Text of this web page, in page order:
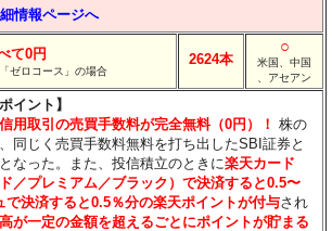
情報ページへ
て0円
ゼロコース」の場合
2624本
○
米国、中国
、アセアン
イント】
用取引の売買手数料が完全無料（0円）！ 株の
同じく売買手数料無料を打ち出したSBI証券と
なった。また、投信積立のときに楽天カード
／プレミアム／ブラック）で決済すると0.5〜
で決済すると0.5％分の楽天ポイントが付与され
が一定の金額を超えるごとにポイントが貯まる